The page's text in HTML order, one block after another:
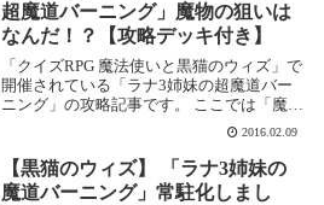
超魔道バーニング」魔物の狙いは
なんだ！？【攻略デッキ付き】
「クイズRPG 魔法使いと黒猫のウィズ」で
開催されている「ラナ3姉妹の超魔道バー
ニング」の攻略記事です。 ここでは「魔物
の狙いはなんだ！？」を攻略します。「魔
物の狙いはなんだ！？」の攻略基本情報消
費魔力：初回クリアまで：0／2回目以降：
25...
2016.02.09
【黒猫のウィズ】 「ラナ3姉妹の
魔道バーニング」常駐化しまし